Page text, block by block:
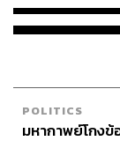
เป็นตัวชี้นำผลิต
แบรนด์แยกออก
บทเรียนที่ 4 คือ
ทำเฉพาะงานง่
เซนต์ยอมรับว่า
POLITICS
มหากาพย์โกง